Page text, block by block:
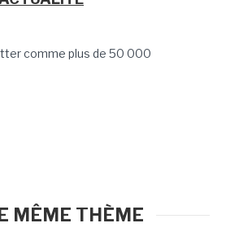
comme plus de 50 000
MÊME THÈME